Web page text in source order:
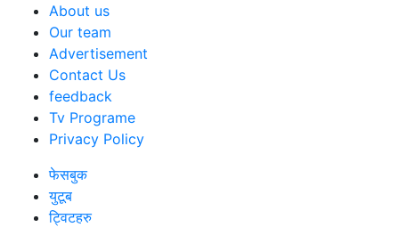
About us
Our team
Advertisement
Contact Us
feedback
Tv Programe
Privacy Policy
फेसबुक
युटूब
ट्विटहरु